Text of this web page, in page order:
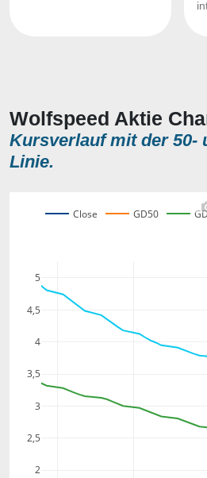
Wolfspeed Aktie
Kursverlauf mit der 50-
Linie.
2
2,5
3
3,5
4
4,5
5
Close GD50